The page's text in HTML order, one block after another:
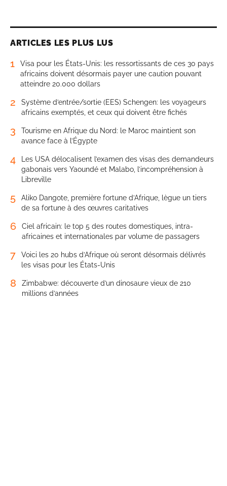
ARTICLES LES PLUS LUS
1
Visa pour les États-Unis: les ressortissants de ces 30 pays
africains doivent désormais payer une caution pouvant
atteindre 20.000 dollars
2
Système d’entrée/sortie (EES) Schengen: les voyageurs
africains exemptés, et ceux qui doivent être fichés
3
Tourisme en Afrique du Nord: le Maroc maintient son
avance face à l’Égypte
4
Les USA délocalisent l’examen des visas des demandeurs
gabonais vers Yaoundé et Malabo, l’incompréhension à
Libreville
5
Aliko Dangote, première fortune d’Afrique, lègue un tiers
de sa fortune à des œuvres caritatives
6
Ciel africain: le top 5 des routes domestiques, intra-
africaines et internationales par volume de passagers
7
Voici les 20 hubs d’Afrique où seront désormais délivrés
les visas pour les États-Unis
8
Zimbabwe: découverte d’un dinosaure vieux de 210
millions d’années